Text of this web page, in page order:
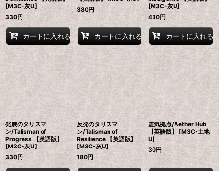
[M3C-灰U]
330円
カートに入れる
380円
カートに入れる
[M3C-灰U]
430円
カートに入れる
発展のタリスマ
ン/Talisman of
Progress 【英語版】
[M3C-灰U]
330円
反発のタリスマ
ン/Talisman of
Resilience 【英語版】
[M3C-灰U]
180円
霊気拠点/Aether Hub
【英語版】 [M3C-土地
U]
30円